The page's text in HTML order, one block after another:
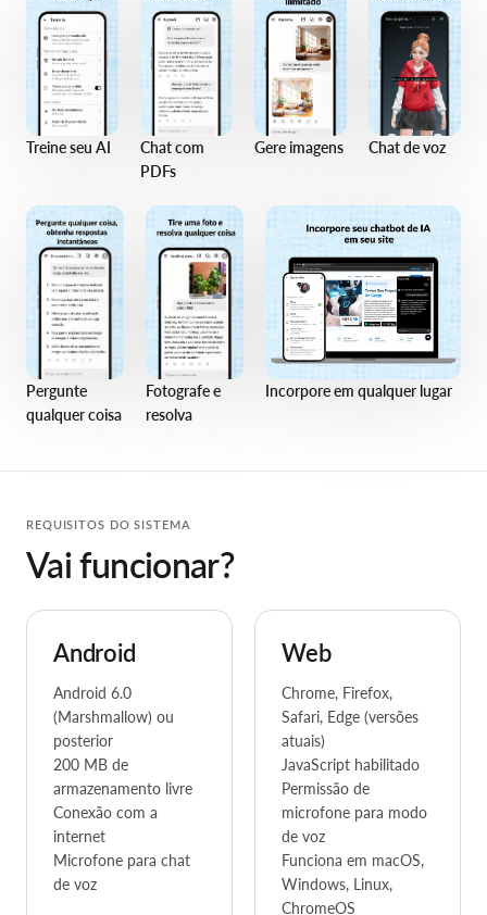
Treine seu AI
Chat com
PDFs
Gere imagens Chat de voz
Pergunte
qualquer coisa
Fotografe e
resolva
Incorpore em qualquer lugar
REQUISITOS DO SISTEMA
Vai funcionar?
Android
Android 6.0
(Marshmallow) ou
posterior
200 MB de
armazenamento livre
Conexão com a
internet
Microfone para chat
de voz
Web
Chrome, Firefox,
Safari, Edge (versões
atuais)
JavaScript habilitado
Permissão de
microfone para modo
de voz
Funciona em macOS,
Windows, Linux,
ChromeOS